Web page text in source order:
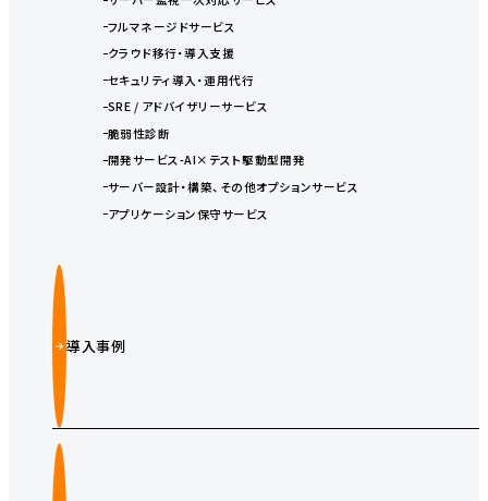
フルマネージドサービス
クラウド移行・導入支援
セキュリティ導入・運用代行
SRE / アドバイザリーサービス
脆弱性診断
開発サービス-AI×テスト駆動型開発
サーバー設計・構築、その他オプションサービス
アプリケーション保守サービス
導入事例